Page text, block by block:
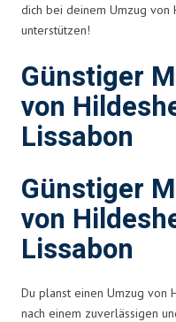
dich bei deinem Umzug von
unterstützen!
Günstiger
von
Lissabon
Günstiger
von
Lissabon
Du planst einen Umzug von
nach einem zuverlässigen